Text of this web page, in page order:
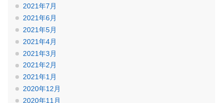
2021年7月
2021年6月
2021年5月
2021年4月
2021年3月
2021年2月
2021年1月
2020年12月
2020年11月